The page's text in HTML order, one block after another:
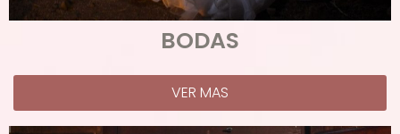
BODAS
VER MAS